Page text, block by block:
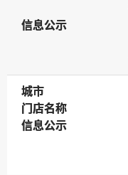
信息公示
信息公示
城市
城市
门店名称
门店名称
信息公示
信息公示